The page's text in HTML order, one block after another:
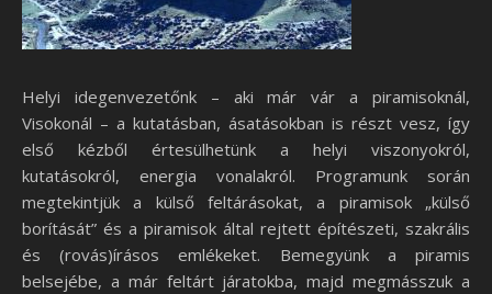
Helyi idegenvezetőnk – aki már vár a piramisoknál,
Visokonál – a kutatásban, ásatásokban is részt vesz, így
első kézből értesülhetünk a helyi viszonyokról,
kutatásokról, energia vonalakról. Programunk során
megtekintjük a külső feltárásokat, a piramisok „külső
borítását” és a piramisok által rejtett építészeti, szakrális
és (rovás)írásos emlékeket. Bemegyünk a piramis
belsejébe, a már feltárt járatokba, majd megmásszuk a